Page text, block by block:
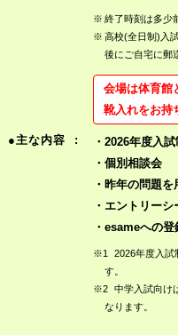
※ 終了時刻は多少
※ 高校(全日制)入
後にご自宅に郵
会場は体育館
靴入れをお持
●主な内容 : ・2026年度入
・個別相談会
・昨年の問題
・エントリー
・esameへの
※12026年度入試
す。
※2中学入試向けは
なります。